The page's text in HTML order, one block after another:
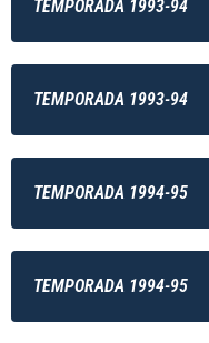
TEMPORADA 1993-94
TEMPORADA 1993-94
TEMPORADA 1994-95
TEMPORADA 1994-95